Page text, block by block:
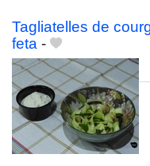
Tagliatelles de
feta -